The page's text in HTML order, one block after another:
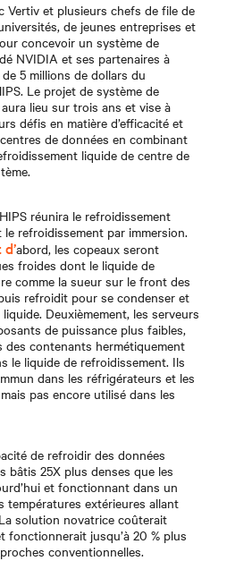
Vertiv et plusieurs chefs de file de
de jeunes entreprises et
concevoir un système de
NVIDIA et ses partenaires à
5 millions de dollars du
Le projet de système de
lieu sur trois ans et vise à
défis en matière d’efficacité et
de données en combinant
liquide de centre de
réunira le refroidissement
refroidissement par immersion.
abord, les copeaux seront
froides dont le liquide de
comme la sueur sur le front des
refroidit pour se condenser et
Deuxièmement, les serveurs
de puissance plus faibles,
des contenants hermétiquement
le liquide de refroidissement. Ils
dans les réfrigérateurs et les
pas encore utilisé dans les
de refroidir des données
bâtis 25X plus denses que les
et fonctionnant dans un
températures extérieures allant
solution novatrice coûterait
fonctionnerait jusqu’à 20 % plus
conventionnelles.